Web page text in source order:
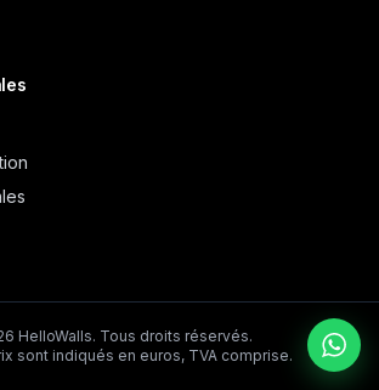
HelloWalls. Tous droits réservés.
sont indiqués en euros, TVA comprise.